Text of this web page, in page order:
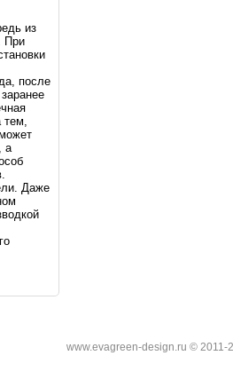
из
При
после
тем,
а
Даже
www.evagreen-design.ru © 2011-